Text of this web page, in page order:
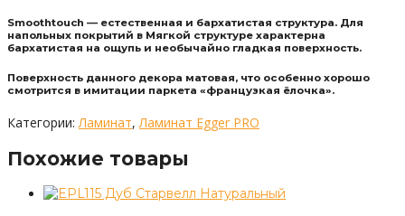
Smoothtouch — естественная и бархатистая структура. Для
напольных покрытий в Мягкой структуре характерна
бархатистая на ощупь и необычайно гладкая поверхность.
Поверхность данного декора матовая, что особенно хорошо
смотрится в имитации паркета «французкая ёлочка».
Категории:Ламинат,Ламинат Egger PRO
Похожие товары